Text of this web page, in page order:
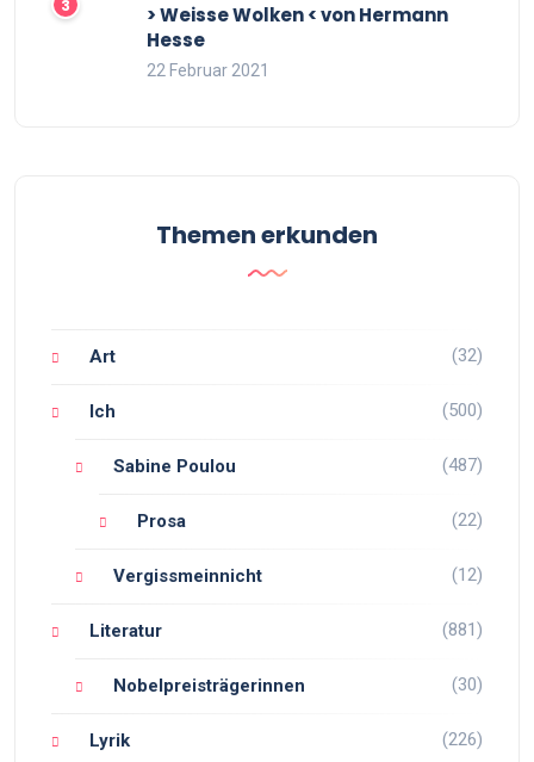
> Weisse Wolken < von Hermann
Hesse
22 Februar 2021
Themen erkunden
Art (32)
Ich (500)
Sabine Poulou (487)
Prosa (22)
Vergissmeinnicht (12)
Literatur (881)
Nobelpreisträgerinnen (30)
Lyrik (226)